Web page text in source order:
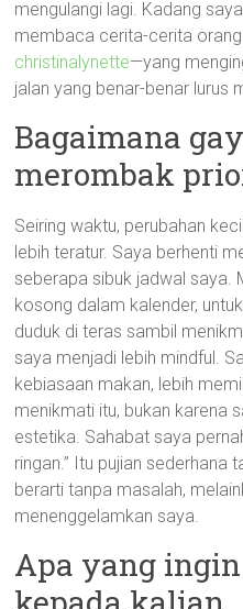
mengulangi lagi. Kadang
membaca cerita-cerita
christinalynette—yang
jalan yang benar-benar lurus
Bagaimana
merombak
Seiring waktu, perubahan
lebih teratur. Saya berhenti
seberapa sibuk jadwal saya.
kosong dalam kalender,
duduk di teras sambil
saya menjadi lebih mindful.
kebiasaan makan, lebih
menikmati itu, bukan karena
estetika. Sahabat saya
ringan.” Itu pujian sederhana
berarti tanpa masalah,
menenggelamkan saya.
Apa yang